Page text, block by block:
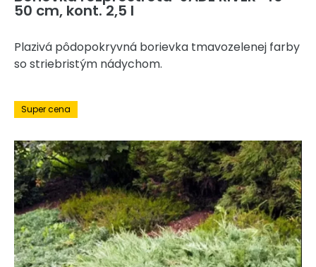
50 cm, kont. 2,5 l
Plazivá pôdopokryvná borievka tmavozelenej farby
so striebristým nádychom.
Super cena